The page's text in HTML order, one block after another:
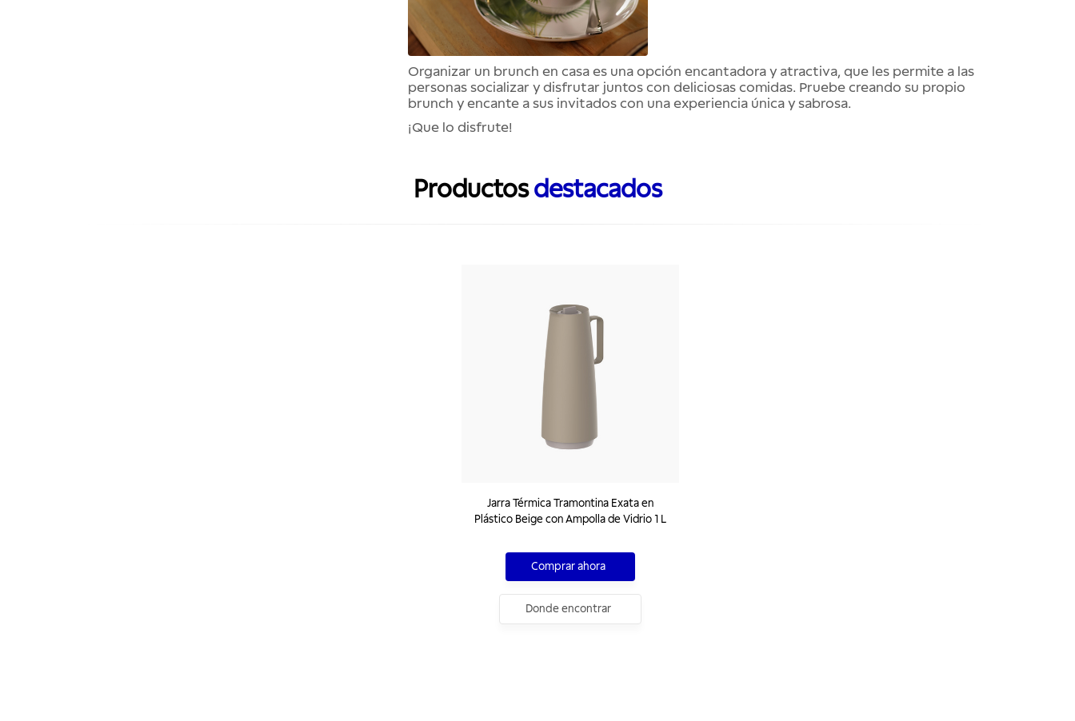
Organizar un brunch en casa es una opción encantadora y atractiva, que les permite a las
personas socializar y disfrutar juntos con deliciosas comidas. Pruebe creando su propio
brunch y encante a sus invitados con una experiencia única y sabrosa.
¡Que lo disfrute!
Productosdestacados
Jarra Térmica Tramontina Exata en
Plástico Beige con Ampolla de Vidrio 1 L
Comprar ahora
Donde encontrar